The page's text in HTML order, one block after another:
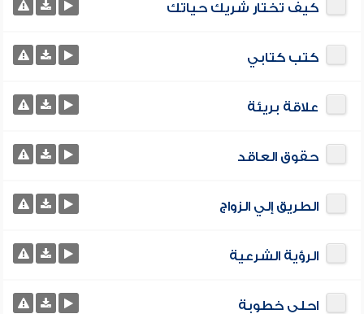
كيف تختار شريك حياتك
كتب كتابي
علاقة بريئة
حقوق العاقد
الطريق إلي الزواج
الرؤية الشرعية
احلي خطوبة